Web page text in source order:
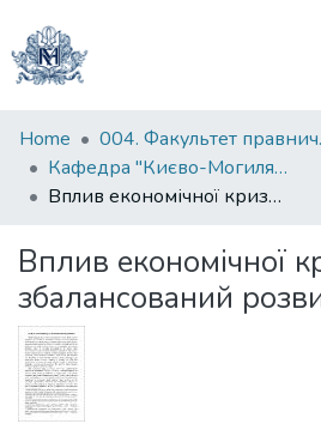
Communities
&
Collections
Statistics
Home
004.
Кафедра "Києво-Могилянська школа врядування імені Андрія Мелешевича"
Вплив економічної кризи на збалансований розвиток
Вплив економічної
збалансований